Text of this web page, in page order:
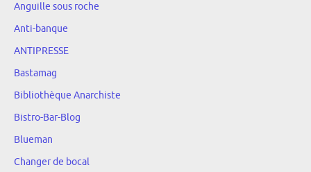
Anguille sous roche
Anti-banque
ANTIPRESSE
Bastamag
Bibliothèque Anarchiste
Bistro-Bar-Blog
Blueman
Changer de bocal